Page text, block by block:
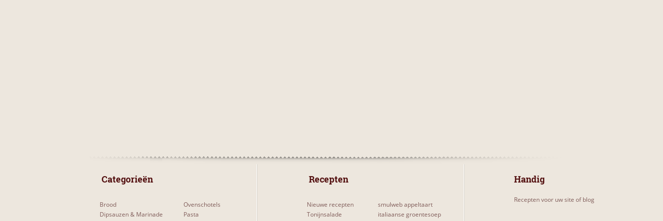
Categorieën
Brood
Dipsauzen & Marinade
Ovenschotels
Pasta
Recepten
Nieuwe recepten
Tonijnsalade
smulweb appeltaart
italiaanse groentesoep
Handig
Recepten voor uw site of blog